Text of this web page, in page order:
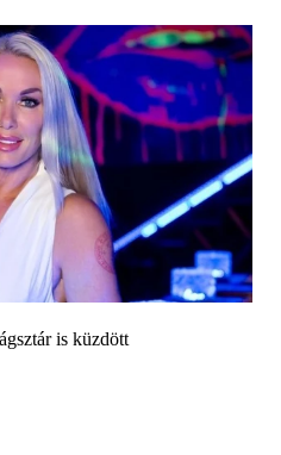
is küzdött